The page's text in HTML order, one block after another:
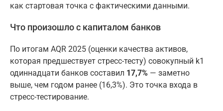
как стартовая точка с фактическими данными.
Что произошло с капиталом банков
По итогам AQR 2025 (оценки качества активов,
которая предшествует стресс-тесту) совокупный k1
одиннадцати банков составил 17,7% — заметно
выше, чем годом ранее (16,3%). Это точка входа в
стресс-тестирование.